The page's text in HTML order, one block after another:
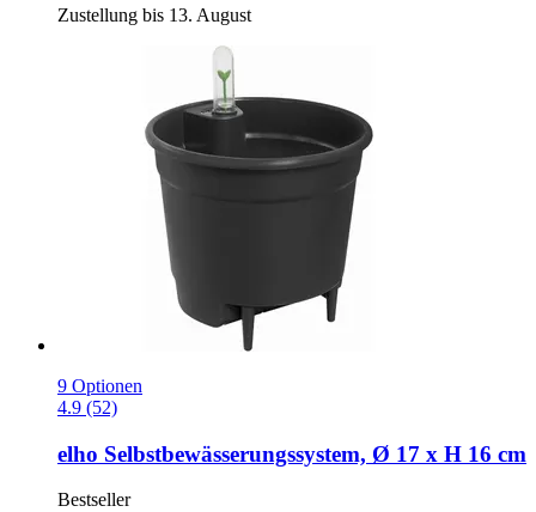
Zustellung bis 13. August
9 Optionen
4.9 (52)
elho Selbstbewässerungssystem, Ø 17 x H 16 cm
Bestseller